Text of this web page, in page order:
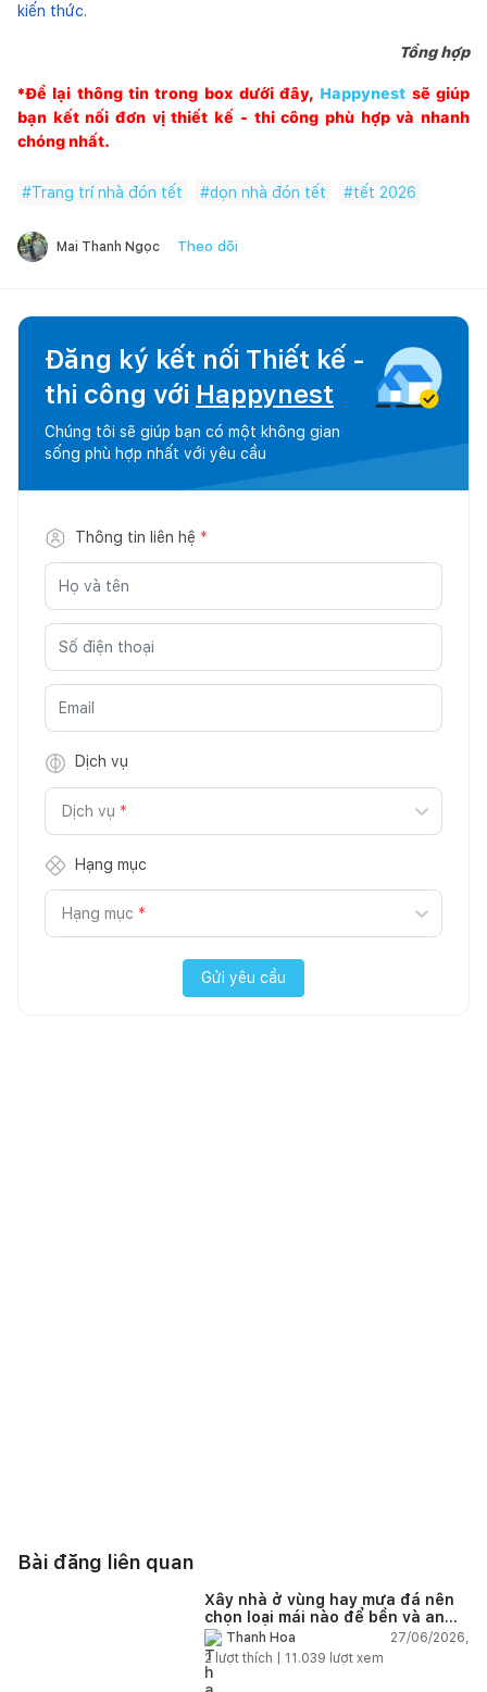
kiến thức.
Tổng hợp
*Để lại thông tin trong box dưới đây, Happynest sẽ giúp
bạn kết nối đơn vị thiết kế - thi công phù hợp và nhanh
chóng nhất.
#Trang trí nhà đón tết #dọn nhà đón tết #tết 2026
Mai Thanh Ngọc Theo dõi
Đăng ký kết nối Thiết kế -
thi công với Happynest
Chúng tôi sẽ giúp bạn có một không gian
sống phù hợp nhất với yêu cầu
Thông tin liên hệ *
Dịch vụ
Dịch vụ *
Hạng mục
Hạng mục *
Gửi yêu cầu
Bài đăng liên quan
Xây nhà ở vùng hay mưa đá nên
chọn loại mái nào để bền và an
toàn?Thanh Hoa
27/06/2026,
2 lượt thích | 11.039 lượt xem